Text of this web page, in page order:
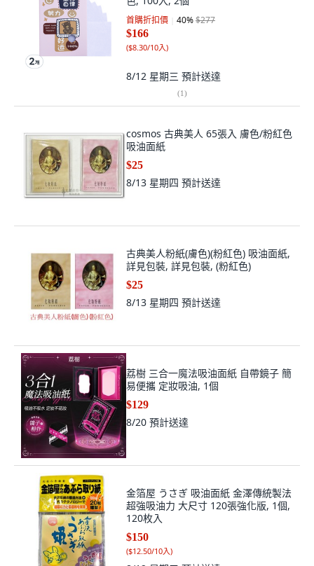
首購折扣價 40%$277
$166
($8.30/10入)
8/12 星期三 預計送達
(1)
cosmos 古典美人 65張入 膚色/粉紅色
吸油面紙
$25
8/13 星期四 預計送達
古典美人粉紙(膚色)(粉紅色) 吸油面紙,
詳見包裝, 詳見包裝, (粉紅色)
$25
8/13 星期四 預計送達
荔樹 三合一魔法吸油面紙 自帶鏡子 簡
易便攜 定妝吸油, 1個
$129
8/20 預計送達
金箔屋 うさぎ 吸油面紙 金澤傳統製法
超強吸油力 大尺寸 120張強化版, 1個,
120枚入
$150
($12.50/10入)